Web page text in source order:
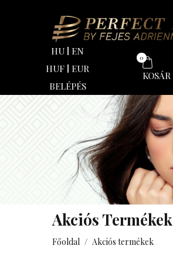
HU
EN
HUF
EUR
BELÉPÉS
0
KOSÁR
Akciós Termékek
Főoldal / Akciós termékek